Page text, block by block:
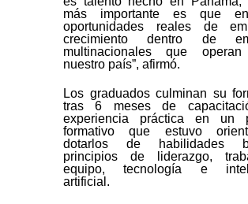
más importante es que
oportunidades reales de
crecimiento dentro de
multinacionales que
nuestro país”, afirmó.
Los graduados culminan su
tras 6 meses de
experiencia práctica en un
formativo que estuvo
dotarlos de habilidades
principios de liderazgo,
equipo, tecnología e
artificial.